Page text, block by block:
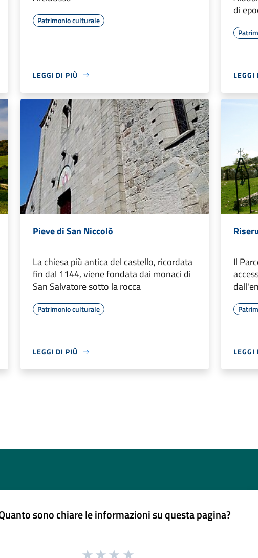
Patrimonio culturale
LEGGI DI PIÙ
di
LEGGI
Pieve di San Niccolò
La chiesa più antica del castello, ricordata
fin dal 1144, viene fondata dai monaci di
San Salvatore sotto la rocca
Patrimonio culturale
LEGGI DI PIÙ
Il
LEGGI
sono chiare le informazioni su questa pagina?